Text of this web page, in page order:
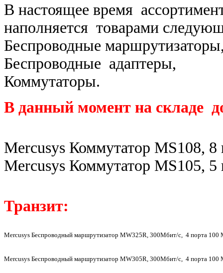
В настоящее время
наполняется товарами
Беспроводные
Беспроводные адаптеры,
Коммутаторы.
В данный момент на складе
Mercusys Коммутатор MS108,
Mercusys Коммутатор MS105,
Транзит:
Mercusys Беспроводный маршрутизатор MW325R, 300Мбит/с, 4 порта 100
Mercusys Беспроводный маршрутизатор MW305R, 300Мбит/с, 4 порта 100